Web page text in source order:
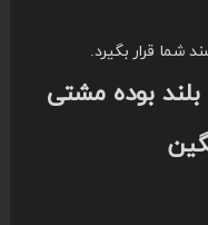
شما قرار بگیرد.
بوده مشتی